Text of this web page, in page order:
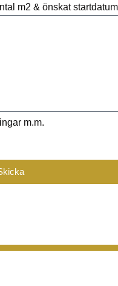
m2 & önskat startdatum
m.m.